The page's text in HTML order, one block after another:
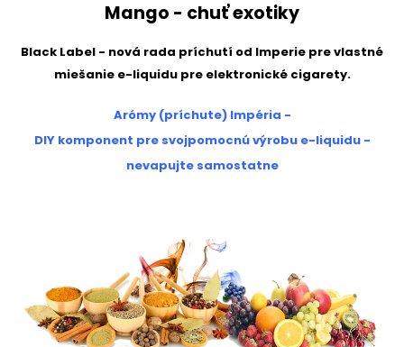
Mango - chuť exotiky
Black Label - nová rada príchutí od Imperie pre vlastné
miešanie e-liquidu pre elektronické cigarety.
Arómy (príchute) Impéria -
DIY komponent pre svojpomocnú výrobu e-liquidu -
nevapujte samostatne